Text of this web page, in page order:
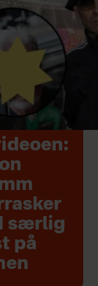
særlig
på